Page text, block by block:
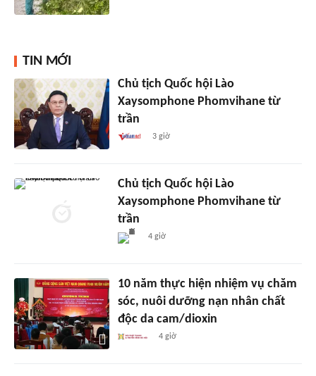
TIN MỚI
Chủ tịch Quốc hội Lào
Xaysomphone Phomvihane từ
trần
3 giờ
Chủ tịch Quốc hội Lào
Xaysomphone Phomvihane từ
trần
4 giờ
10 năm thực hiện nhiệm vụ chăm
sóc, nuôi dưỡng nạn nhân chất
độc da cam/dioxin
4 giờ